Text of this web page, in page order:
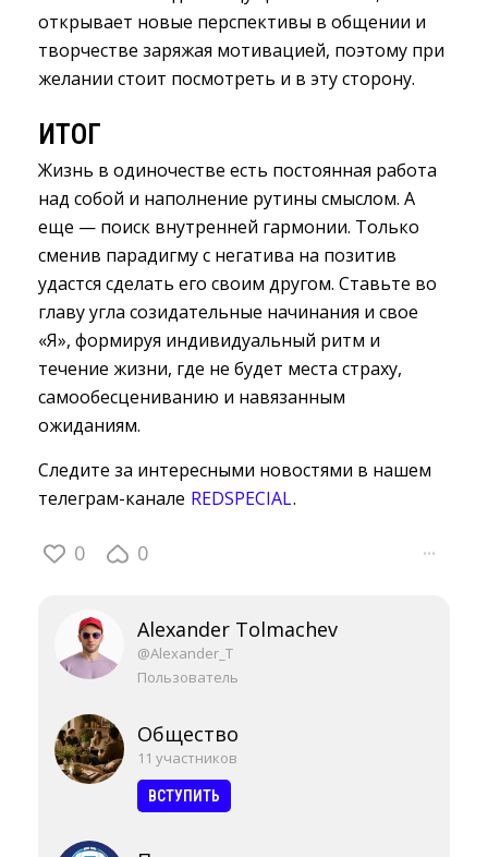
открывает новые перспективы в общении и
творчестве заряжая мотивацией, поэтому при
желании стоит посмотреть и в эту сторону.
ИТОГ
Жизнь в одиночестве есть постоянная работа
над собой и наполнение рутины смыслом. А
еще — поиск внутренней гармонии. Только
сменив парадигму с негатива на позитив
удастся сделать его своим другом. Ставьте во
главу угла созидательные начинания и свое
«Я», формируя индивидуальный ритм и
течение жизни, где не будет места страху,
самообесцениванию и навязанным
ожиданиям.
Следите за интересными новостями в нашем
телеграм-канале REDSPECIAL.
0 0 ···
Alexander Tolmachev
@Alexander_T
Пользователь
Общество
11 участников
ВСТУПИТЬ